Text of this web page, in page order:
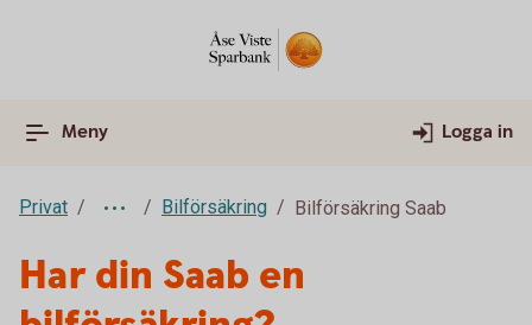
Meny Logga in
Privat Bilförsäkring Bilförsäkring Saab
Har din Saab en